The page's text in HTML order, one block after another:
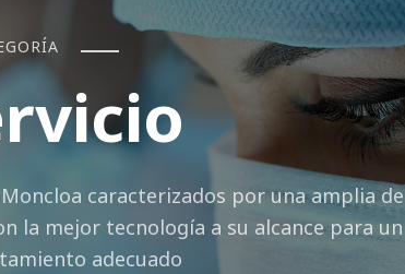
caracterizados por una amplia de
la mejor tecnología a su alcance para un
adecuado